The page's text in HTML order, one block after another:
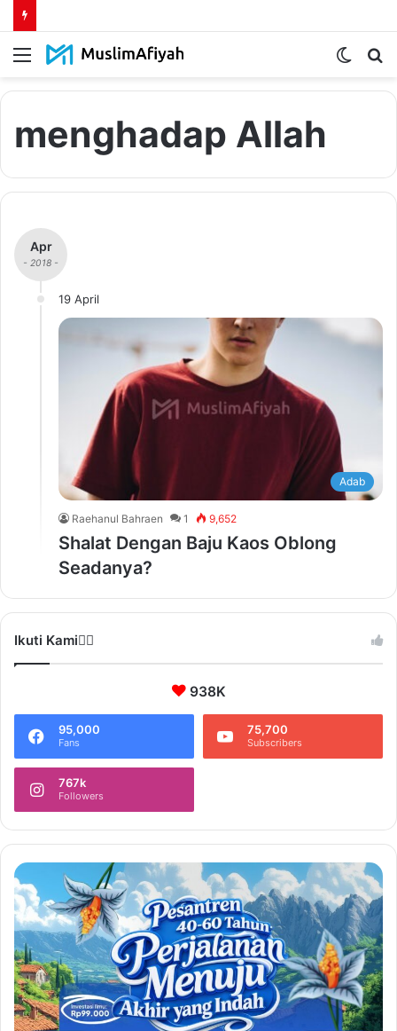
Menu
Switch
menghadap Allah
Apr
- 2018 -
19 April
Adab
Raehanul Bahraen 1 9,652
Shalat Dengan Baju Kaos Oblong
Seadanya?
Ikuti Kami❤️‍🔥
938K
95,000
Fans
75,700
Subscribers
767k
Followers